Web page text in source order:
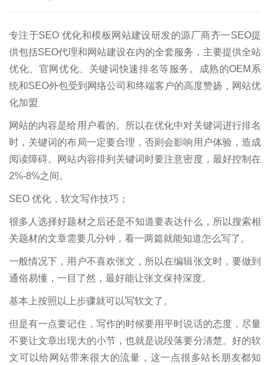
专注于SEO 优化和模板网站建设研发的源厂商齐一SEO提
供包括SEO代理和网站建设在内的全套服务，主要提供全站
优化、官网优化、关键词快速排名等服务。成熟的OEM系
统和SEO外包受到网络公司和终端客户的高度赞扬，网站优
化加盟
网站的内容是给用户看的。所以在优化中对关键词进行排名
时，关键词的布局一定要合理，否则会影响用户体验，造成
阅读障碍。网站内容排列关键词时要注意密度，最好控制在
2%-8%之间。
SEO 优化，软文写作技巧；
很多人选择好题材之后还是不知道要表达什么，所以搜索相
关题材的文章需要几分钟，看一两篇就能知道怎么写了。
一般情况下，用户不喜欢张文，所以在编辑张文时，要做到
通俗易懂，一目了然，最好能让张文保持深度。
基本上按照以上步骤就可以写软文了。
但是有一点要记住，写作的时候要用平时说话的态度，尽量
不要让文章出现大的小节，也就是说段落要分清楚。好的软
文可以给网站带来很大的流量，这一点很多站长朋友都知